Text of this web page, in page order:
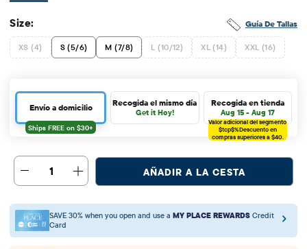
Guía De Tallas
Size:
XS (4) S (5/6) M (7/8) L (10/12) XL (14) XXL (16)
Envío a domicilio Recogida el mismo día
Get it Hoy!
Recogida en tienda
Aug 15 - Aug 17
Valor adicional del segmento
$tcp$%Descuento en
compras superiores a $40.
1 AÑADIR A LA CESTA
SAVE 30% when you open and use a MY PLACE REWARDS Credit
Card